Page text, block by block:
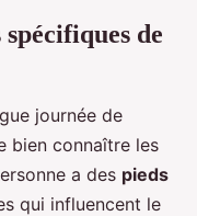
de
journée de
bien connaître les
a des pieds
qui influencent le